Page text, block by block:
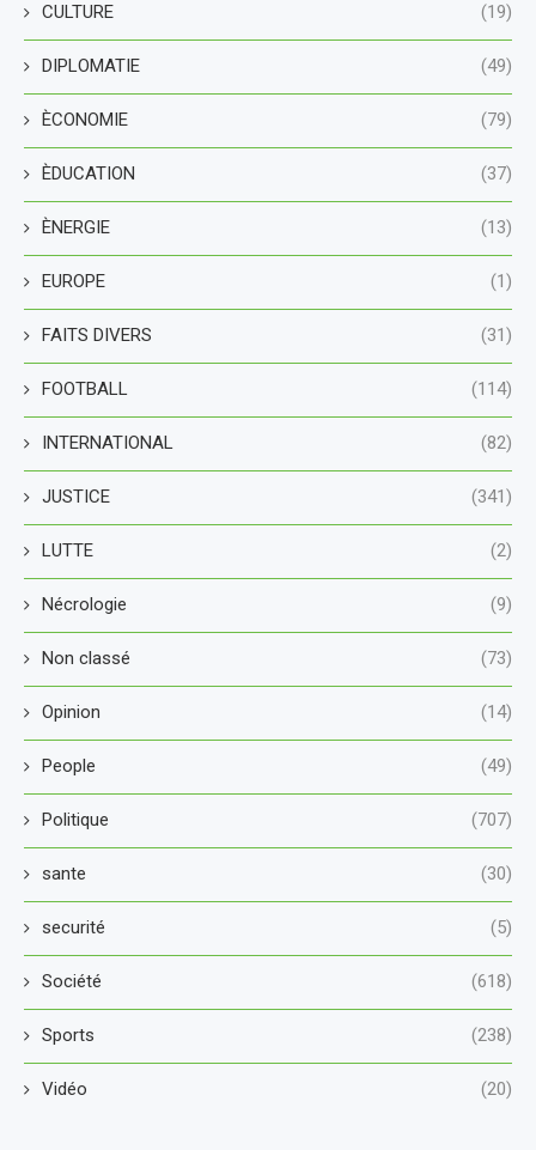
CULTURE (19)
DIPLOMATIE (49)
ÈCONOMIE (79)
ÈDUCATION (37)
ÈNERGIE (13)
EUROPE (1)
FAITS DIVERS (31)
FOOTBALL (114)
INTERNATIONAL (82)
JUSTICE (341)
LUTTE (2)
Nécrologie (9)
Non classé (73)
Opinion (14)
People (49)
Politique (707)
sante (30)
securité (5)
Société (618)
Sports (238)
Vidéo (20)